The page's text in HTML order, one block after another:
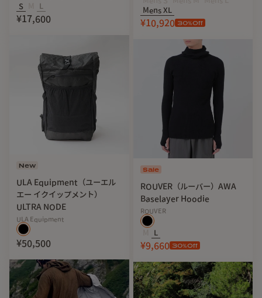
素材 ：86%ポリエステル 14%スパンデックス
：TRAIL MADNESS BROWN
：約253g（Lサイズ）
※PCモニター環境により画像の色合いが若干異なる場合がご
ざいます、ご了承ください。
S
L
¥17,600
New
ULA Equipment（ユーエル
エー イクイップメント）
ULTRA NODE
ULA Equipment
¥50,500
Mens XL
¥10,920 30%Off
Sale
ROUVER（ルーバー）AWA
Baselayer Hoodie
ROUVER
L
¥9,660 30%Off